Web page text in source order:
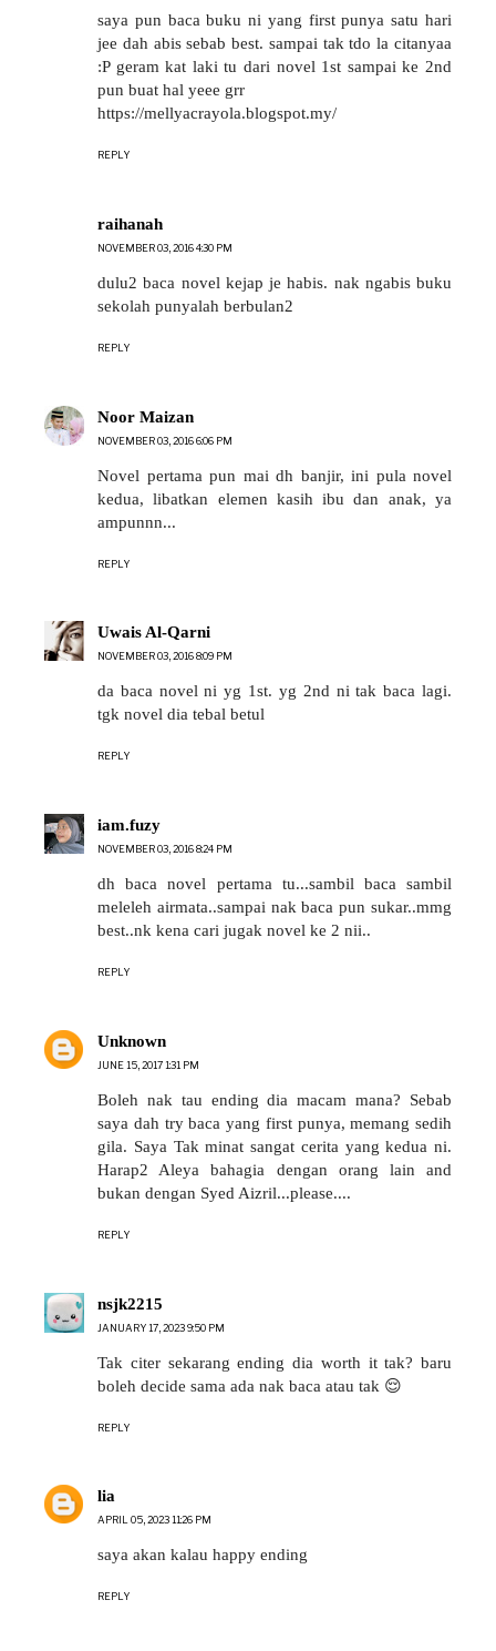
saya pun baca buku ni yang first punya satu hari
jee dah abis sebab best. sampai tak tdo la citanyaa
:P geram kat laki tu dari novel 1st sampai ke 2nd
pun buat hal yeee grr
https://mellyacrayola.blogspot.my/
REPLY
raihanah
NOVEMBER 03, 2016 4:30 PM
dulu2 baca novel kejap je habis. nak ngabis buku
sekolah punyalah berbulan2
REPLY
Noor Maizan
NOVEMBER 03, 2016 6:06 PM
Novel pertama pun mai dh banjir, ini pula novel
kedua, libatkan elemen kasih ibu dan anak, ya
ampunnn...
REPLY
Uwais Al-Qarni
NOVEMBER 03, 2016 8:09 PM
da baca novel ni yg 1st. yg 2nd ni tak baca lagi.
tgk novel dia tebal betul
REPLY
iam.fuzy
NOVEMBER 03, 2016 8:24 PM
dh baca novel pertama tu...sambil baca sambil
meleleh airmata..sampai nak baca pun sukar..mmg
best..nk kena cari jugak novel ke 2 nii..
REPLY
Unknown
JUNE 15, 2017 1:31 PM
Boleh nak tau ending dia macam mana? Sebab
saya dah try baca yang first punya, memang sedih
gila. Saya Tak minat sangat cerita yang kedua ni.
Harap2 Aleya bahagia dengan orang lain and
bukan dengan Syed Aizril...please....
REPLY
nsjk2215
JANUARY 17, 2023 9:50 PM
Tak citer sekarang ending dia worth it tak? baru
boleh decide sama ada nak baca atau tak 😌
REPLY
lia
APRIL 05, 2023 11:26 PM
saya akan kalau happy ending
REPLY